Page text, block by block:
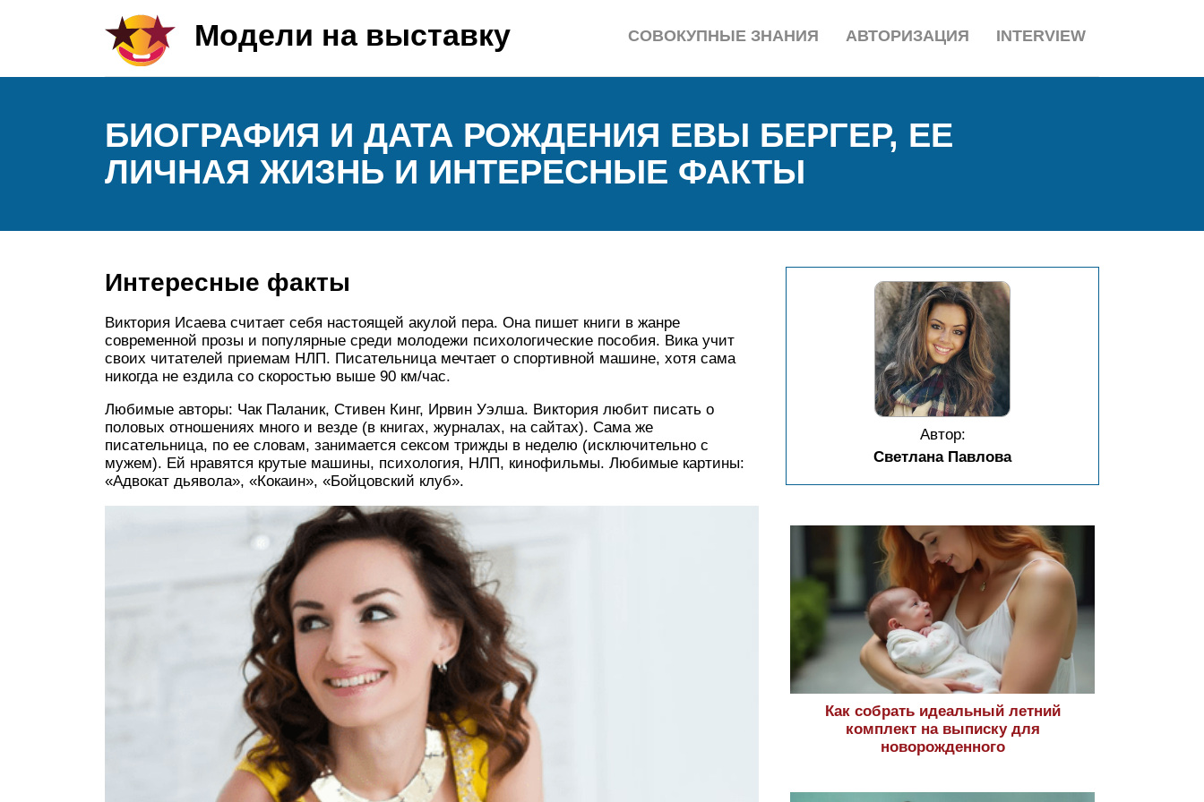
Модели на выставку INTERVIEW
АВТОРИЗАЦИЯ
СОВОКУПНЫЕ ЗНАНИЯ
БИОГРАФИЯ И ДАТА РОЖДЕНИЯ ЕВЫ БЕРГЕР, ЕЕ
ЛИЧНАЯ ЖИЗНЬ И ИНТЕРЕСНЫЕ ФАКТЫ
Интересные факты
Виктория Исаева считает себя настоящей акулой пера. Она пишет книги в жанре
современной прозы и популярные среди молодежи психологические пособия. Вика учит
своих читателей приемам НЛП. Писательница мечтает о спортивной машине, хотя сама
никогда не ездила со скоростью выше 90 км/час.
Любимые авторы: Чак Паланик, Стивен Кинг, Ирвин Уэлша. Виктория любит писать о
половых отношениях много и везде (в книгах, журналах, на сайтах). Сама же
писательница, по ее словам, занимается сексом трижды в неделю (исключительно с
мужем). Ей нравятся крутые машины, психология, НЛП, кинофильмы. Любимые картины:
«Адвокат дьявола», «Кокаин», «Бойцовский клуб».
Автор:
Светлана Павлова
Как собрать идеальный летний
комплект на выписку для
новорожденного